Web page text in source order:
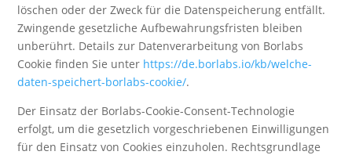
löschen oder der Zweck für die Datenspeicherung entfällt.
Zwingende gesetzliche Aufbewahrungsfristen bleiben
unberührt. Details zur Datenverarbeitung von Borlabs
Cookie finden Sie unter https://de.borlabs.io/kb/welche-
daten-speichert-borlabs-cookie/.
Der Einsatz der Borlabs-Cookie-Consent-Technologie
erfolgt, um die gesetzlich vorgeschriebenen Einwilligungen
für den Einsatz von Cookies einzuholen. Rechtsgrundlage